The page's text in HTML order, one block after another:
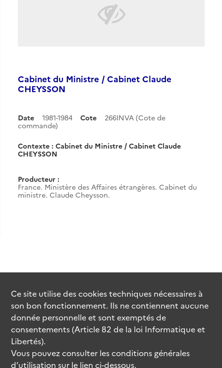
Cabinet du Ministre / Cabinet Claude
CHEYSSON
Date 1981-1984 Cote
266INVA (Cote de
commande)
Contexte : Cabinet du Ministre / Cabinet Claude
CHEYSSON
Producteur :
France. Ministère des Affaires étrangères. Cabinet du
ministre. Claude Cheysson.
Ce site utilise descookiestechniques nécessaires à
son bon fonctionnement. Ils ne contiennent aucune
donnée personnelle et sont exemptés de
consentements (Article 82 de la loi Informatique et
Libertés).
Vous pouvez consulter les conditions générales
d’utilisation sur le lien ci-dessous.